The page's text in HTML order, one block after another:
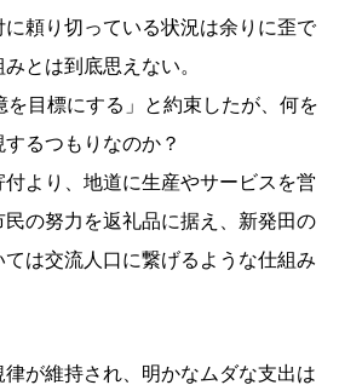
頼り切っている状況は余りに歪で
とは到底思えない。
目標にする」と約束したが、何を
るつもりなのか？
より、地道に生産やサービスを営
の努力を返礼品に据え、新発田の
は交流人口に繋げるような仕組み
が維持され、明かなムダな支出は